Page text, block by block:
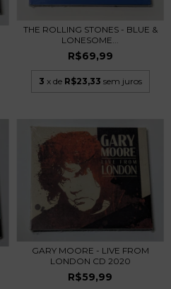
THE ROLLING STONES - BLUE &
LONESOME...
R$69,99
3 x de R$23,33 sem juros
GARY MOORE - LIVE FROM
LONDON CD 2020
R$59,99